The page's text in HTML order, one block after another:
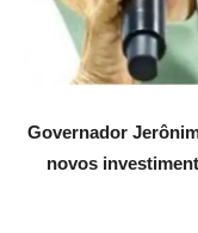
Governador
novos